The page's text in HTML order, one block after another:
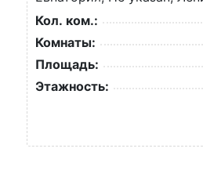
Кол. ком.:
Комнаты:
Площадь:
Этажность: